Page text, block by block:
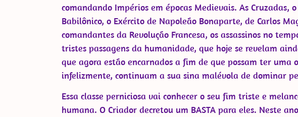
comandando Impérios em épocas Medievais. As Cruzadas,
Babilônico, o Exército de Napoleão Bonaparte, de Carlos
comandantes da Revolução Francesa, os assassinos no
tristes passagens da humanidade, que hoje se revelam
que agora estão encarnados a fim de que possam ter uma
infelizmente, continuam a sua sina malévola de dominar
Essa classe perniciosa vai conhecer o seu fim triste e
humana. O Criador decretou um BASTA para eles. Neste